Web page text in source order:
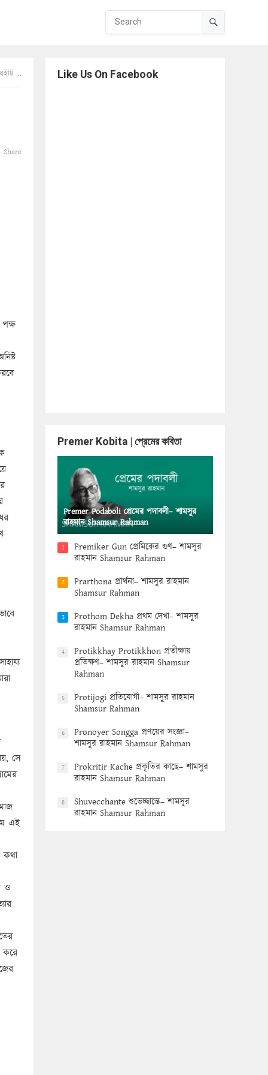
Share
সে
এই
কথা
ও
করে
Like Us On Facebook
Premer Kobita | প্রেমের কবিতা
Premer Podaboli প্রেমের পদাবলী– শামসুর
রাহমান Shamsur Rahman
1
Premiker Gun প্রেমিকের গুণ– শামসুর
রাহমান Shamsur Rahman
2
Prarthona প্রার্থনা– শামসুর রাহমান
Shamsur Rahman
3
Prothom Dekha প্রথম দেখা– শামসুর
রাহমান Shamsur Rahman
4
Protikkhay Protikkhon প্রতীক্ষায়
প্রতিক্ষণ– শামসুর রাহমান Shamsur
Rahman
5
Protijogi প্রতিযোগী– শামসুর রাহমান
Shamsur Rahman
6
Pronoyer Songga প্রণয়ের সংজ্ঞা–
শামসুর রাহমান Shamsur Rahman
7
Prokritir Kache প্রকৃতির কাছে– শামসুর
রাহমান Shamsur Rahman
8
Shuvecchante শুভেচ্ছান্তে– শামসুর
রাহমান Shamsur Rahman